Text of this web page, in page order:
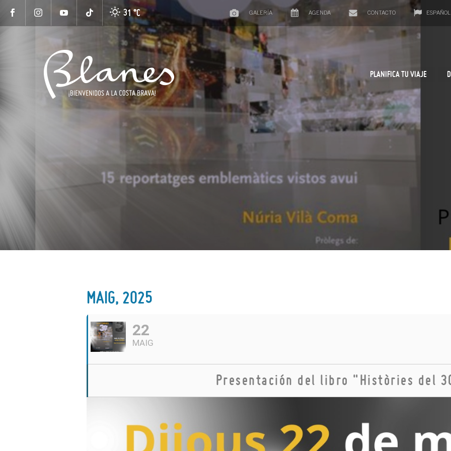
31 °C GALERÍA AGENDA CONTACTO ESPAÑOL
PLANIFICA TU VIAJE
MAIG, 2025
22
MAIG
Presentación del libro "Històries del